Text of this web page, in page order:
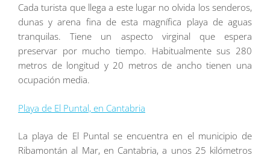
Cada turista que llega a este lugar no olvida los senderos,
dunas y arena fina de esta magnífica playa de aguas
tranquilas. Tiene un aspecto virginal que espera
preservar por mucho tiempo. Habitualmente sus 280
metros de longitud y 20 metros de ancho tienen una
ocupación media.
Playa de El Puntal, en Cantabria
La playa de El Puntal se encuentra en el municipio de
Ribamontán al Mar, en Cantabria, a unos 25 kilómetros